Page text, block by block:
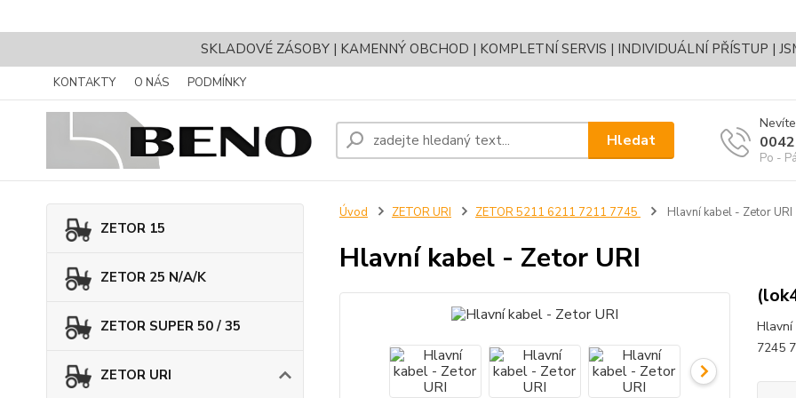
SKLADOVÉ ZÁSOBY | KAMENNÝ OBCHOD | KOMPLETNÍ SERVIS | INDIVIDUÁLNÍ PŘÍSTUP |
KONTAKTY O NÁS PODMÍNKY
Hledat
Po -
ZETOR 15
ZETOR 25 N/A/K
ZETOR SUPER 50 / 35
ZETOR URI
Úvod ZETOR URI ZETOR 5211 6211 7211 7745 Hlavní kabel - Zetor URI
Hlavní kabel - Zetor URI
Hlavní
7245